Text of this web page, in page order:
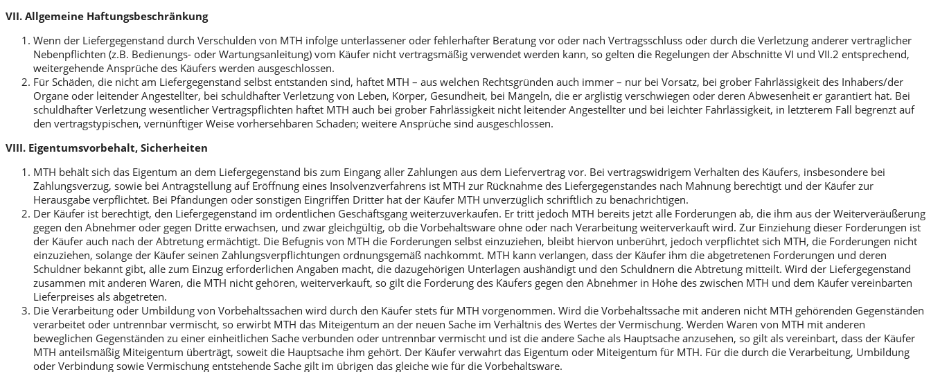
VII. Allgemeine Haftungsbeschränkung
Wenn der Liefergegenstand durch Verschulden von MTH infolge unterlassener oder fehlerhafter Beratung vor oder nach Vertragsschluss oder durch die Verletzung anderer vertraglicher
Nebenpflichten (z.B. Bedienungs- oder Wartungsanleitung) vom Käufer nicht vertragsmäßig verwendet werden kann, so gelten die Regelungen der Abschnitte VI und VII.2 entsprechend,
weitergehende Ansprüche des Käufers werden ausgeschlossen.
Für Schäden, die nicht am Liefergegenstand selbst entstanden sind, haftet MTH – aus welchen Rechtsgründen auch immer – nur bei Vorsatz, bei grober Fahrlässigkeit des Inhabers/der
Organe oder leitender Angestellter, bei schuldhafter Verletzung von Leben, Körper, Gesundheit, bei Mängeln, die er arglistig verschwiegen oder deren Abwesenheit er garantiert hat. Bei
schuldhafter Verletzung wesentlicher Vertragspflichten haftet MTH auch bei grober Fahrlässigkeit nicht leitender Angestellter und bei leichter Fahrlässigkeit, in letzterem Fall begrenzt auf
den vertragstypischen, vernünftiger Weise vorhersehbaren Schaden; weitere Ansprüche sind ausgeschlossen.
VIII. Eigentumsvorbehalt, Sicherheiten
MTH behält sich das Eigentum an dem Liefergegenstand bis zum Eingang aller Zahlungen aus dem Liefervertrag vor. Bei vertragswidrigem Verhalten des Käufers, insbesondere bei
Zahlungsverzug, sowie bei Antragstellung auf Eröffnung eines Insolvenzverfahrens ist MTH zur Rücknahme des Liefergegenstandes nach Mahnung berechtigt und der Käufer zur
Herausgabe verpflichtet. Bei Pfändungen oder sonstigen Eingriffen Dritter hat der Käufer MTH unverzüglich schriftlich zu benachrichtigen.
Der Käufer ist berechtigt, den Liefergegenstand im ordentlichen Geschäftsgang weiterzuverkaufen. Er tritt jedoch MTH bereits jetzt alle Forderungen ab, die ihm aus der Weiterveräußerung
gegen den Abnehmer oder gegen Dritte erwachsen, und zwar gleichgültig, ob die Vorbehaltsware ohne oder nach Verarbeitung weiterverkauft wird. Zur Einziehung dieser Forderungen ist
der Käufer auch nach der Abtretung ermächtigt. Die Befugnis von MTH die Forderungen selbst einzuziehen, bleibt hiervon unberührt, jedoch verpflichtet sich MTH, die Forderungen nicht
einzuziehen, solange der Käufer seinen Zahlungsverpflichtungen ordnungsgemäß nachkommt. MTH kann verlangen, dass der Käufer ihm die abgetretenen Forderungen und deren
Schuldner bekannt gibt, alle zum Einzug erforderlichen Angaben macht, die dazugehörigen Unterlagen aushändigt und den Schuldnern die Abtretung mitteilt. Wird der Liefergegenstand
zusammen mit anderen Waren, die MTH nicht gehören, weiterverkauft, so gilt die Forderung des Käufers gegen den Abnehmer in Höhe des zwischen MTH und dem Käufer vereinbarten
Lieferpreises als abgetreten.
Die Verarbeitung oder Umbildung von Vorbehaltssachen wird durch den Käufer stets für MTH vorgenommen. Wird die Vorbehaltssache mit anderen nicht MTH gehörenden Gegenständen
verarbeitet oder untrennbar vermischt, so erwirbt MTH das Miteigentum an der neuen Sache im Verhältnis des Wertes der Vermischung. Werden Waren von MTH mit anderen
beweglichen Gegenständen zu einer einheitlichen Sache verbunden oder untrennbar vermischt und ist die andere Sache als Hauptsache anzusehen, so gilt als vereinbart, dass der Käufer
MTH anteilsmäßig Miteigentum überträgt, soweit die Hauptsache ihm gehört. Der Käufer verwahrt das Eigentum oder Miteigentum für MTH. Für die durch die Verarbeitung, Umbildung
oder Verbindung sowie Vermischung entstehende Sache gilt im übrigen das gleiche wie für die Vorbehaltsware.